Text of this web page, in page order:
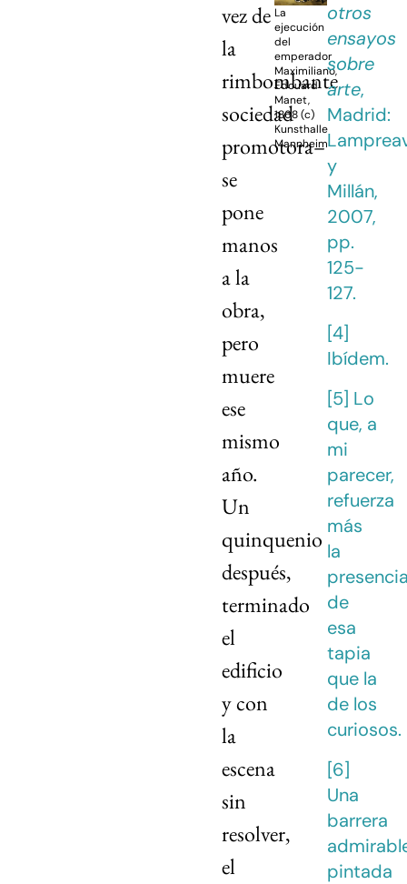
vez de
la
rimbombante
sociedad
promotora–
se
pone
manos
a la
obra,
pero
muere
ese
mismo
año.
Un
quinquenio
después,
terminado
el
edificio
y con
la
escena
sin
resolver,
el
La
ejecución
del
emperador
Maximiliano,
Édouard
Manet,
1868 (c)
Kunsthalle
Mannheim
otros
ensayos
sobre
arte,
Madrid:
y
Millán,
2007,
pp.
125-
127.
[4]
Ibídem.
[5] Lo
que, a
mi
parecer,
refuerza
más
la
de
esa
tapia
que la
de los
curiosos.
[6]
Una
barrera
pintada